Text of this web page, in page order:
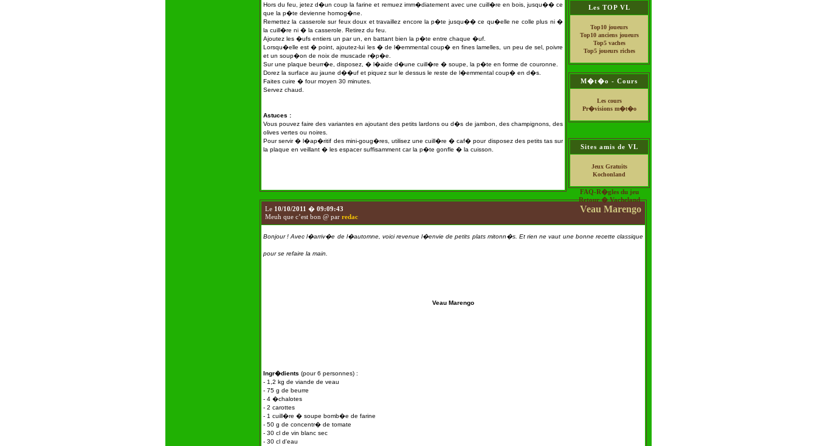
Hors du feu, jetez d�un coup la farine et remuez imm�diatement avec une cuill�re en bois, jusqu�� ce
que la p�te devienne homog�ne.
Remettez la casserole sur feux doux et travaillez encore la p�te jusqu�� ce qu�elle ne colle plus ni �
la cuill�re ni � la casserole. Retirez du feu.
Ajoutez les �ufs entiers un par un, en battant bien la p�te entre chaque �uf.
Lorsqu�elle est � point, ajoutez-lui les � de l�emmental coup� en fines lamelles, un peu de sel, poivre
et un soup�on de noix de muscade r�p�e.
Sur une plaque beurr�e, disposez, � l�aide d�une cuill�re � soupe, la p�te en forme de couronne.
Dorez la surface au jaune d��uf et piquez sur le dessus le reste de l�emmental coup� en d�s.
Faites cuire � four moyen 30 minutes.
Servez chaud.
Astuces :
Vous pouvez faire des variantes en ajoutant des petits lardons ou d�s de jambon, des champignons, des
olives vertes ou noires.
Pour servir � l�ap�ritif des mini-goug�res, utilisez une cuill�re � caf� pour disposez des petits tas sur
la plaque en veillant � les espacer suffisamment car la p�te gonfle � la cuisson.
Le 10/10/2011 � 09:09:43
Meuh que c’est bon @ par redac
Veau Marengo
Bonjour ! Avec l�arriv�e de l�automne, voici revenue l�envie de petits plats mitonn�s. Et rien ne vaut une bonne recette classique
pour se refaire la main.
Veau Marengo
Ingr�dients (pour 6 personnes) :
- 1,2 kg de viande de veau
- 75 g de beurre
- 4 �chalotes
- 2 carottes
- 1 cuill�re � soupe bomb�e de farine
- 50 g de concentr� de tomate
- 30 cl de vin blanc sec
- 30 cl d'eau
Les TOP VL
Top10 joueurs
Top10 anciens joueurs
Top5 vaches
Top5 joueurs riches
M�t�o - Cours
Les cours
Pr�visions m�t�o
Sites amis de VL
Jeux Gratuits
Kochonland
FAQ-R�gles du jeu
Retour � Vacheland